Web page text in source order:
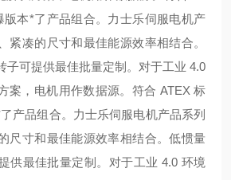
本*了产品组合。 力士乐伺服电机产
紧凑的尺寸和最佳能源效率相结合。
子可提供最佳批量定制。对于工业 4.0
案，电机用作数据源。符合 ATEX 标
产品组合。 力士乐伺服电机产品系列
尺寸和最佳能源效率相结合。低惯量
供最佳批量定制。对于工业 4.0 环境